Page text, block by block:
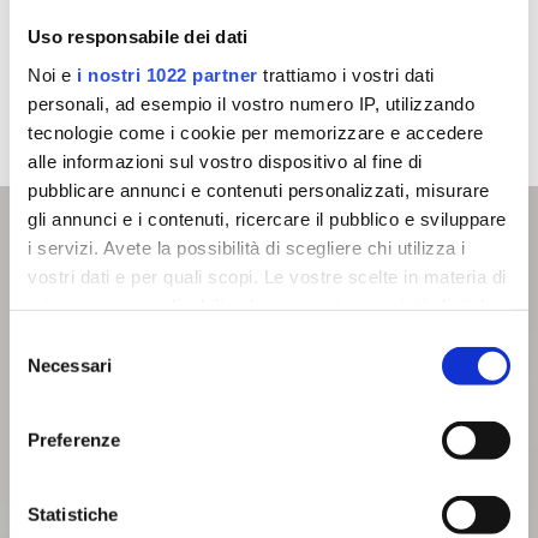
Uso responsabile dei dati
Noi e i nostri 1022 partner trattiamo i vostri dati
personali, ad esempio il vostro numero IP, utilizzando
tecnologie come i cookie per memorizzare e accedere
alle informazioni sul vostro dispositivo al fine di
pubblicare annunci e contenuti personalizzati, misurare
gli annunci e i contenuti, ricercare il pubblico e sviluppare
i servizi. Avete la possibilità di scegliere chi utilizza i
vostri dati e per quali scopi. Le vostre scelte in materia di
modificare o revocare il proprio consenso in qualsiasi
momento dalla Dichiarazione sui cookie o facendo clic
raccogliere informazioni sulla tua posizione
delNecessari
Preferenze
Statistiche
Modulo di contatto